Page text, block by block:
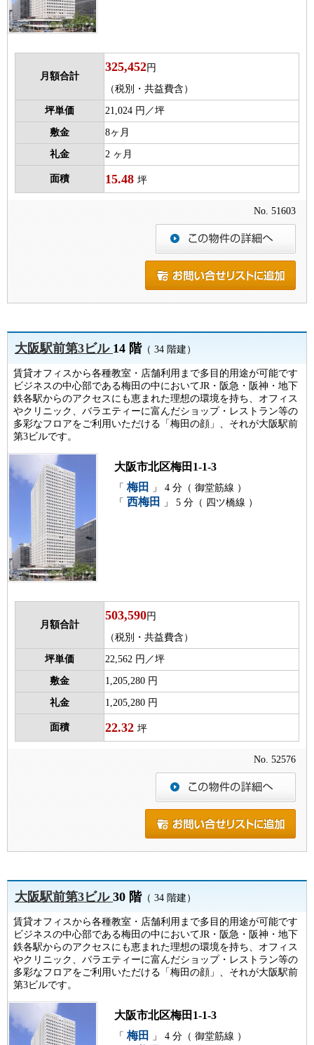
月額合計
325,452円
（税別・共益費含）
坪単価 21,024 円／坪
敷金 8ヶ月
礼金 2 ヶ月
面積 15.48 坪
No. 51603
大阪駅前第3ビル14 階（ 34 階建）
賃貸オフィスから各種教室・店舗利用まで多目的用途が可能です
ビジネスの中心部である梅田の中においてJR・阪急・阪神・地下
鉄各駅からのアクセスにも恵まれた理想の環境を持ち、オフィス
やクリニック、バラエティーに富んだショップ・レストラン等の
多彩なフロアをご利用いただける「梅田の顔」、それが大阪駅前
第3ビルです。
大阪市北区梅田1-1-3
「 梅田
」 4 分（ 御堂筋線 ）
「 西梅田 」 5 分（ 四ツ橋線 ）
月額合計
503,590円
（税別・共益費含）
坪単価 22,562 円／坪
敷金 1,205,280 円
礼金 1,205,280 円
面積 22.32 坪
No. 52576
大阪駅前第3ビル30 階（ 34 階建）
賃貸オフィスから各種教室・店舗利用まで多目的用途が可能です
ビジネスの中心部である梅田の中においてJR・阪急・阪神・地下
鉄各駅からのアクセスにも恵まれた理想の環境を持ち、オフィス
やクリニック、バラエティーに富んだショップ・レストラン等の
多彩なフロアをご利用いただける「梅田の顔」、それが大阪駅前
第3ビルです。
大阪市北区梅田1-1-3
「 梅田 」 4 分（ 御堂筋線 ）